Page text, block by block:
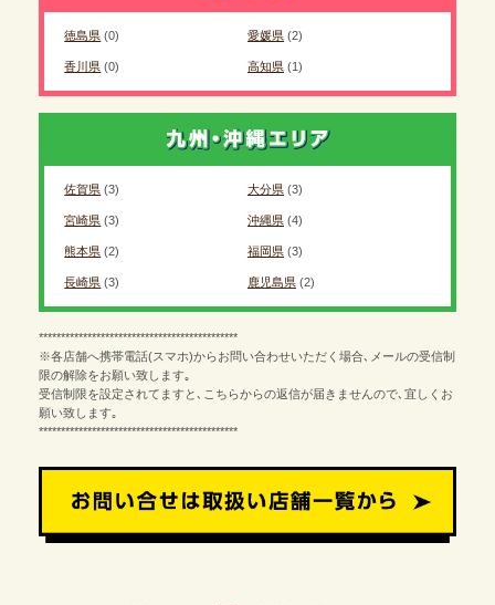
徳島県 (0) 愛媛県(2)
香川県 (0) 高知県(1)
佐賀県 (3) 大分県(3)
宮崎県 (3) 沖縄県(4)
熊本県 (2) 福岡県(3)
長崎県 (3) 鹿児島県(2)
*********************************************
※各店舗へ携帯電話(スマホ)からお問い合わせいただく場合､メールの受信制
限の解除をお願い致します｡
受信制限を設定されてますと､こちらからの返信が届きませんので､宜しくお
願い致します｡
*********************************************